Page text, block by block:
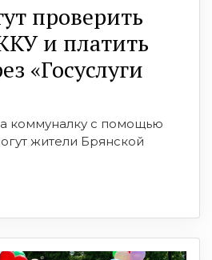
проверить
и платить
«Госуслуги
коммуналку с помощью
жители Брянской